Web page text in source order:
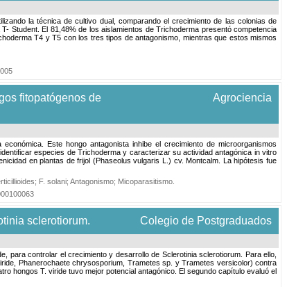
la técnica de cultivo dual, comparando el crecimiento de las colonias de
Student. El 81,48% de los aislamientos de Trichoderma presentó competencia
T4 y T5 con los tres tipos de antagonismo, mientras que estos mismos
fitopatógenos de
Agrociencia
Este hongo antagonista inhibe el crecimiento de microorganismos
especies de Trichoderma y caracterizar su actividad antagónica in vitro
en plantas de frijol (Phaseolus vulgaris L.) cv. Montcalm. La hipótesis fue
; F. solani; Antagonismo; Micoparasitismo
sclerotiorum. Colegio de Postgraduados
para controlar el crecimiento y desarrollo de Sclerotinia sclerotiorum. Para ello,
Phanerochaete chrysosporium, Trametes sp. y Trametes versicolor) contra
hongos T. viride tuvo mejor potencial antagónico. El segundo capítulo evaluó el